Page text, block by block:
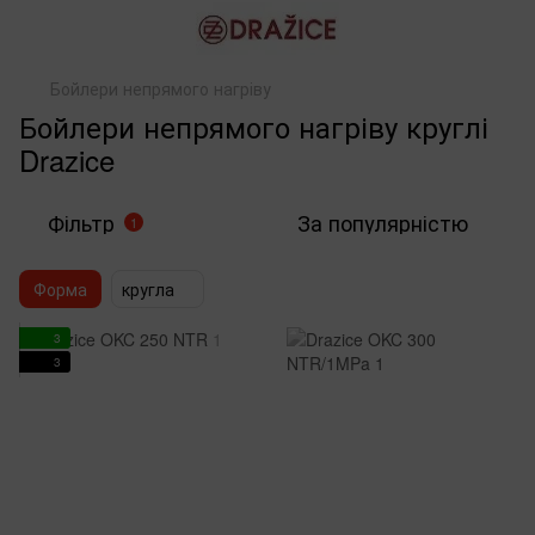
Бойлери непрямого нагріву
Бойлери непрямого нагріву круглі
Drazice
Фільтр 1 За популярністю
Форма кругла
3
3